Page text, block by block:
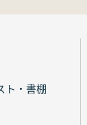
ト・書棚